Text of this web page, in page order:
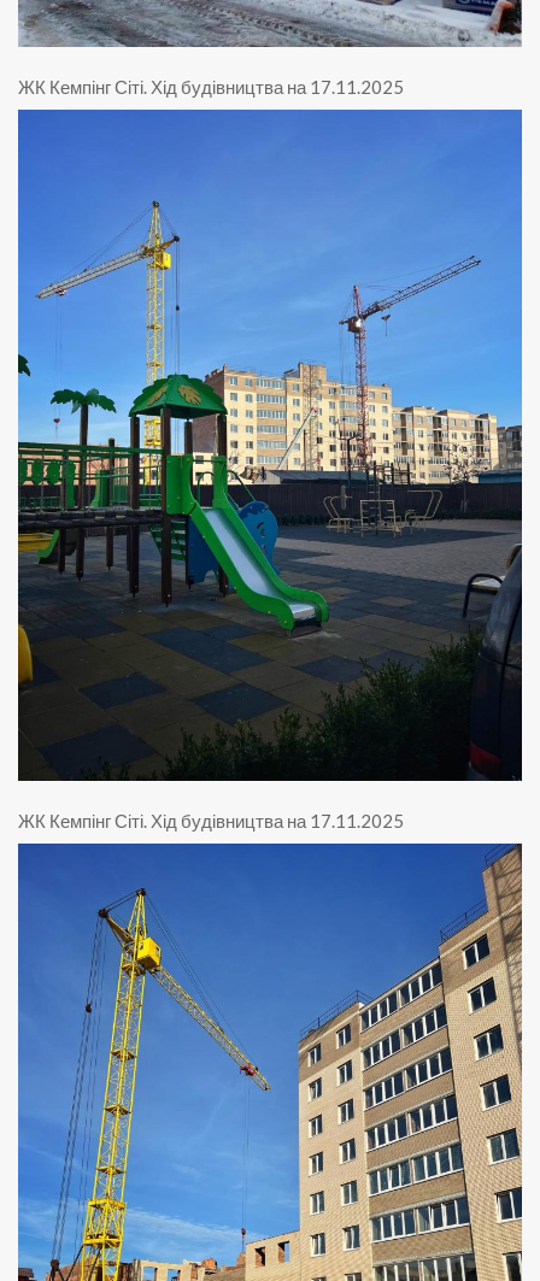
ЖК Кемпінг Сіті. Хід будівництва на 17.11.2025
ЖК Кемпінг Сіті. Хід будівництва на 17.11.2025